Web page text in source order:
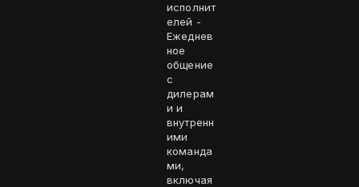
исполнит
елей -
Ежеднев
ное
общение
с
дилерам
и и
внутренн
ими
команда
ми,
включая